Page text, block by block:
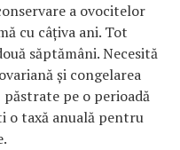
a ovocitelor
cu câțiva ani. Tot
săptămâni. Necesită
și congelarea
pe o perioadă
o taxă anuală pentru